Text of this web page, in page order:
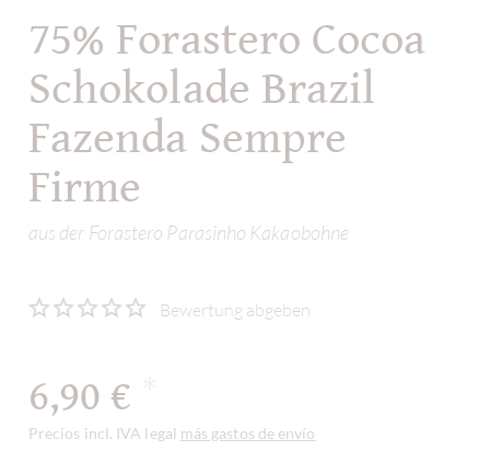
75% Forastero Cocoa
Schokolade Brazil
Fazenda Sempre
Firme
aus der Forastero Parasinho Kakaobohne
Bewertung abgeben
6,90 €
Precios incl. IVA legal más gastos de envío